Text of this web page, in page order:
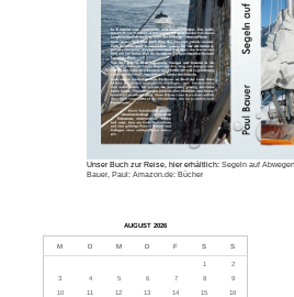
Unser Buch zur Reise, hier erhältlich:Segeln auf
Bauer, Paul: Amazon.de: Bücher
AUGUST 2026
M D M D F S S
1
2
3
4 5 6 7 8
9
10
11 12 13 14 15
16